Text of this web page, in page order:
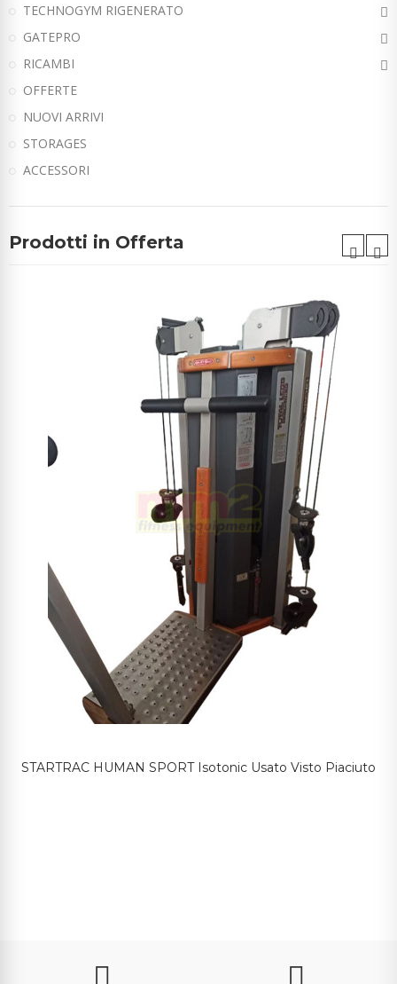
TECHNOGYM RIGENERATO
GATEPRO
RICAMBI
OFFERTE
NUOVI ARRIVI
STORAGES
ACCESSORI
Prodotti in Offerta
STARTRAC HUMAN SPORT Isotonic Usato Visto Piaciuto